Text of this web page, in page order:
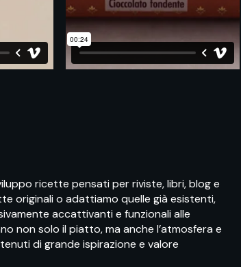
ricette pensati per riviste, libri, blog e
originali o adattiamo quelle già esistenti,
accattivanti e funzionali alle
non solo il piatto, ma anche l’atmosfera e
di grande ispirazione e valore